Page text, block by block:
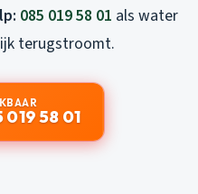
085 019 58 01 als water
terugstroomt.
019 58 01